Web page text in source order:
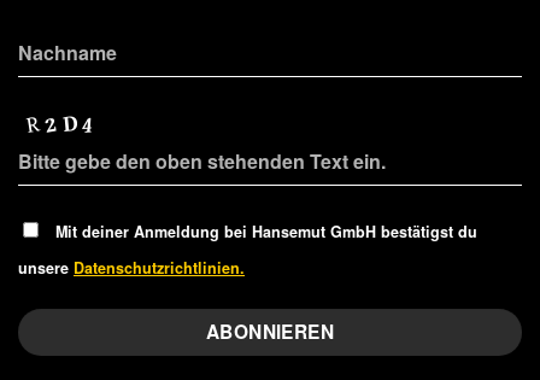
Mit deiner Anmeldung bei Hansemut GmbH bestätigst du
unsere Datenschutzrichtlinien.